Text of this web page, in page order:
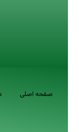
صفحه اصلی